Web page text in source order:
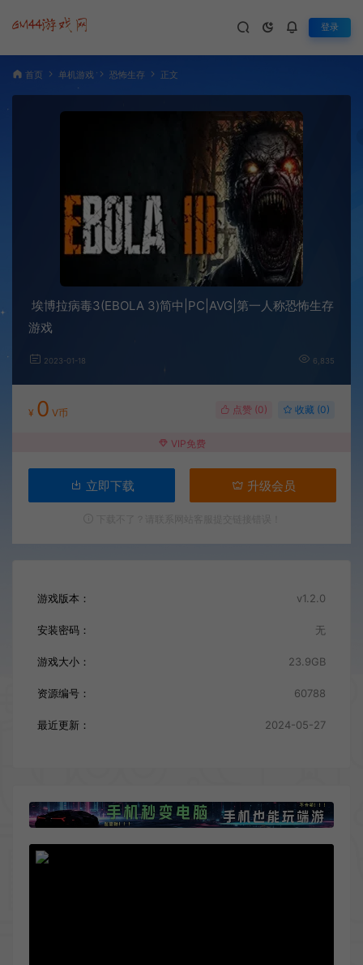
登录
首页 单机游戏 恐怖生存 正文
埃博拉病毒3(EBOLA 3)简中|PC|AVG|第一人称恐怖生存
游戏
2023-01-18 6,835
¥ 0 V币 点赞 (0) 收藏 (0)
VIP免费
立即下载 升级会员
游戏版本： v1.2.0
安装密码： 无
游戏大小： 23.9GB
资源编号： 60788
最近更新： 2024-05-27